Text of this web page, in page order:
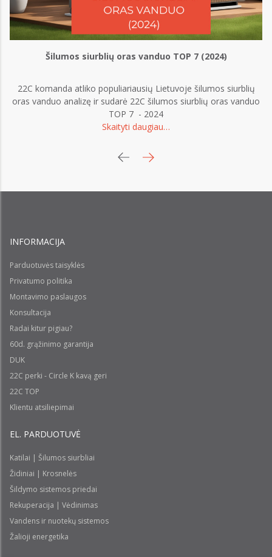
Šilumos siurblių oras vanduo TOP 7 (2024)
22C komanda atliko populiariausių Lietuvoje šilumos siurblių
oras vanduo analizę ir sudarė 22C šilumos siurblių oras vanduo
TOP 7 - 2024
Skaityti daugiau…
INFORMACIJA
Parduotuvės taisyklės
Privatumo politika
Montavimo paslaugos
Konsultacija
Radai kitur pigiau?
60d. grąžinimo garantija
DUK
22C perki - Circle K kavą geri
22C TOP
Klientu atsiliepimai
EL. PARDUOTUVĖ
Katilai | Šilumos siurbliai
Židiniai | Krosnelės
Šildymo sistemos priedai
Rekuperacija | Vėdinimas
Vandens ir nuotekų sistemos
Žalioji energetika